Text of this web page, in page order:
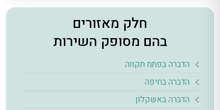
חלק מאזורים
בהם מסופק השירות
הדברה בפתח תקווה
הדברה בחיפה
הדברה באשקלון